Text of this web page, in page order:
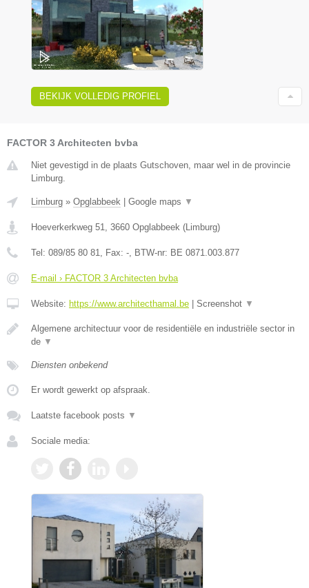
BEKIJK VOLLEDIG PROFIEL
FACTOR 3 Architecten bvba
Niet gevestigd in de plaats Gutschoven, maar wel in de provincie
Limburg.
Limburg » Opglabbeek Google maps ▼
Hoeverkerkweg 51, 3660 Opglabbeek (Limburg)
Tel: 089/85 80 81, Fax: -, BTW-nr: BE 0871.003.877
E-mail › FACTOR 3 Architecten bvba
Website: https://www.architecthamal.be Screenshot ▼
Algemene architectuur voor de residentiële en industriële sector in
de ▼
Diensten onbekend
Er wordt gewerkt op afspraak.
Laatste facebook posts ▼
Sociale media: